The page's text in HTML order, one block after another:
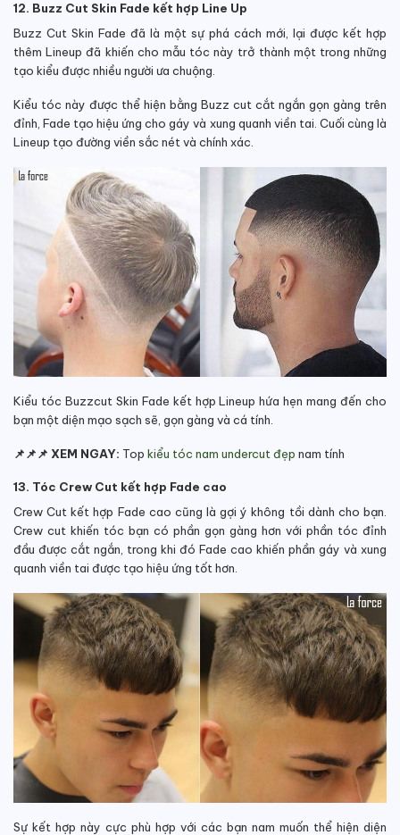
12. Buzz Cut Skin Fade kết hợp Line Up
Buzz Cut Skin Fade đã là một sự phá cách mới, lại được kết hợp
thêm Lineup đã khiến cho mẫu tóc này trở thành một trong những
tạo kiểu được nhiều người ưa chuộng.
Kiểu tóc này được thể hiện bằng Buzz cut cắt ngắn gọn gàng trên
đỉnh, Fade tạo hiệu ứng cho gáy và xung quanh viền tai. Cuối cùng là
Lineup tạo đường viền sắc nét và chính xác.
Kiểu tóc Buzzcut Skin Fade kết hợp Lineup hứa hẹn mang đến cho
bạn một diện mạo sạch sẽ, gọn gàng và cá tính.
📌📌📌 XEM NGAY: Top kiểu tóc nam undercut đẹp nam tính
13. Tóc Crew Cut kết hợp Fade cao
Crew Cut kết hợp Fade cao cũng là gợi ý không tồi dành cho bạn.
Crew cut khiến tóc bạn có phần gọn gàng hơn với phần tóc đỉnh
đầu được cắt ngắn, trong khi đó Fade cao khiến phần gáy và xung
quanh viền tai được tạo hiệu ứng tốt hơn.
Sự kết hợp này cực phù hợp với các bạn nam muốn thể hiện diện